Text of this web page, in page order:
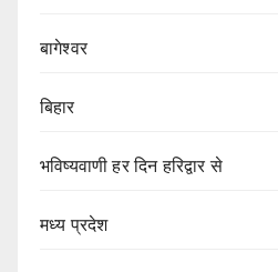
बागेश्वर
बिहार
भविष्यवाणी हर दिन हरिद्वार से
मध्य प्रदेश